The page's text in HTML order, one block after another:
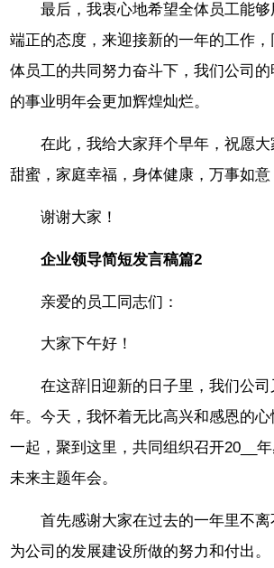
最后，我衷心地希望全体员工能
端正的态度，来迎接新的一年的工作
体员工的共同努力奋斗下，我们公司
的事业明年会更加辉煌灿烂。
在此，我给大家拜个早年，祝愿
甜蜜，家庭幸福，身体健康，万事如意
谢谢大家！
企业领导简短发言稿篇2
亲爱的员工同志们：
大家下午好！
在这辞旧迎新的日子里，我们公
年。今天，我怀着无比高兴和感恩的
一起，聚到这里，共同组织召开20__
未来主题年会。
首先感谢大家在过去的一年里不离
为公司的发展建设所做的努力和付出。